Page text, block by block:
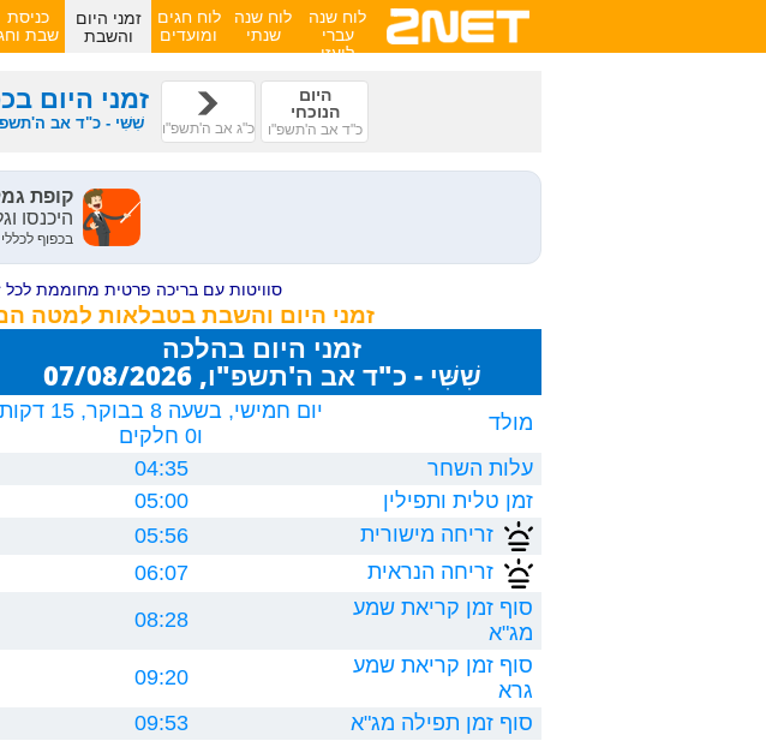
לוח שנה
עברי
לועזי
לוח שנה
שנתי
לוח חגים
ומועדים
זמני היום
והשבת
כניסת
שבת
היום
הנוכחי
כ"ד אב ה'תשפ"ו כ"ג אב ה'תשפ"ו
זמני היום
שִׁשִּׁי - כ"ד אב ה'תשפ"ו, 07/
סוויטות עם בריכה פרטית מחוממת לכל זוג
זמני היום והשבת בטבלאות למטה
זמני היום בהלכה
שִׁשִּׁי - כ"ד אב ה'תשפ"ו, 07/08/2026
מולד
יום חמישי, בשעה 8 בבוקר, 15 דקות
ו0 חלקים
עלות השחר
04:35
זמן טלית ותפילין
05:00
זריחה מישורית
05:56
זריחה הנראית
06:07
סוף זמן קריאת שמע
מג"א
08:28
סוף זמן קריאת שמע
גרא
09:20
סוף זמן תפילה מג"א
09:53